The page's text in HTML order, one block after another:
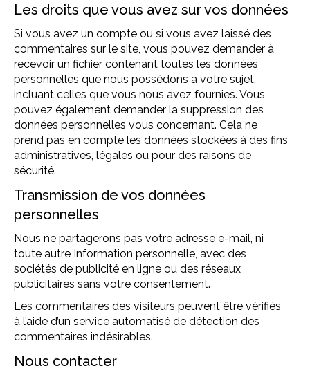
Les droits que vous avez sur vos données
Si vous avez un compte ou si vous avez laissé des
commentaires sur le site, vous pouvez demander à
recevoir un fichier contenant toutes les données
personnelles que nous possédons à votre sujet,
incluant celles que vous nous avez fournies. Vous
pouvez également demander la suppression des
données personnelles vous concernant. Cela ne
prend pas en compte les données stockées à des fins
administratives, légales ou pour des raisons de
sécurité.
Transmission de vos données
personnelles
Nous ne partagerons pas votre adresse e-mail, ni
toute autre Information personnelle, avec des
sociétés de publicité en ligne ou des réseaux
publicitaires sans votre consentement.
Les commentaires des visiteurs peuvent être vérifiés
à l’aide d’un service automatisé de détection des
commentaires indésirables.
Nous contacter